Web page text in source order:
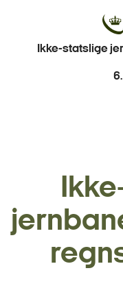
Ikke-statslige